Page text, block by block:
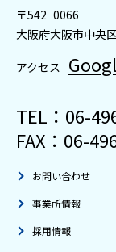
〒542−0066
⼤阪府大阪市中央
アクセス
TEL： 06-
FAX：06-
お問い合わせ
事業所情報
採用情報